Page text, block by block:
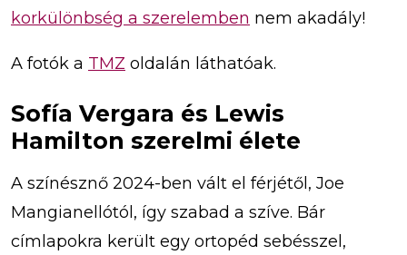
korkülönbség a szerelemben nem akadály!
A fotók a TMZ oldalán láthatóak.
Sofía Vergara és Lewis
Hamilton szerelmi élete
A színésznő 2024-ben vált el férjétől, Joe
Mangianellótól, így szabad a szíve. Bár
címlapokra került egy ortopéd sebésszel,